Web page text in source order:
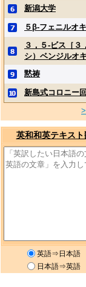
新潟大学
５β‐フェニルオ
３，５‐ビス［３
シ）ベンジルオ
黙祷
新島式コロニー
英和和英テキスト
英語⇒日本語
日本語⇒英語